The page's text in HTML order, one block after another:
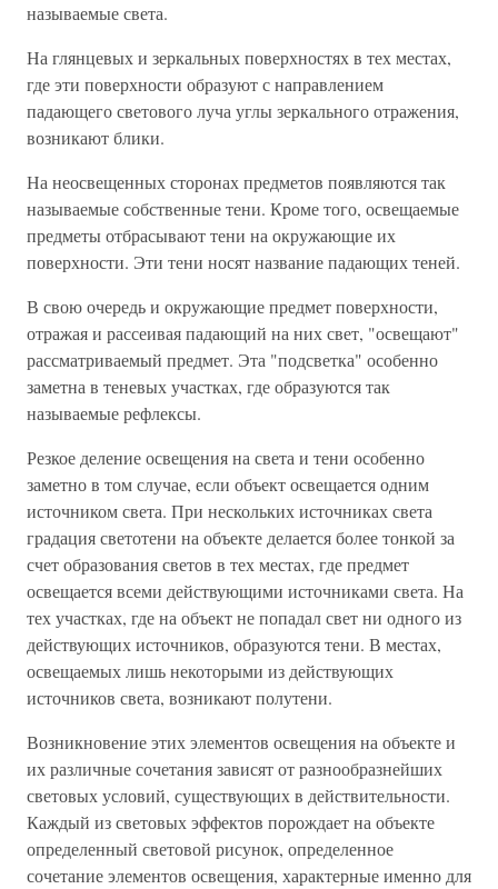
называемые света.
На глянцевых и зеркальных поверхностях в тех местах,
где эти поверхности образуют с направлением
падающего светового луча углы зеркального отражения,
возникают блики.
На неосвещенных сторонах предметов появляются так
называемые собственные тени. Кроме того, освещаемые
предметы отбрасывают тени на окружающие их
поверхности. Эти тени носят название падающих теней.
В свою очередь и окружающие предмет поверхности,
отражая и рассеивая падающий на них свет, "освещают"
рассматриваемый предмет. Эта "подсветка" особенно
заметна в теневых участках, где образуются так
называемые рефлексы.
Резкое деление освещения на света и тени особенно
заметно в том случае, если объект освещается одним
источником света. При нескольких источниках света
градация светотени на объекте делается более тонкой за
счет образования светов в тех местах, где предмет
освещается всеми действующими источниками света. На
тех участках, где на объект не попадал свет ни одного из
действующих источников, образуются тени. В местах,
освещаемых лишь некоторыми из действующих
источников света, возникают полутени.
Возникновение этих элементов освещения на объекте и
их различные сочетания зависят от разнообразнейших
световых условий, существующих в действительности.
Каждый из световых эффектов порождает на объекте
определенный световой рисунок, определенное
сочетание элементов освещения, характерные именно для